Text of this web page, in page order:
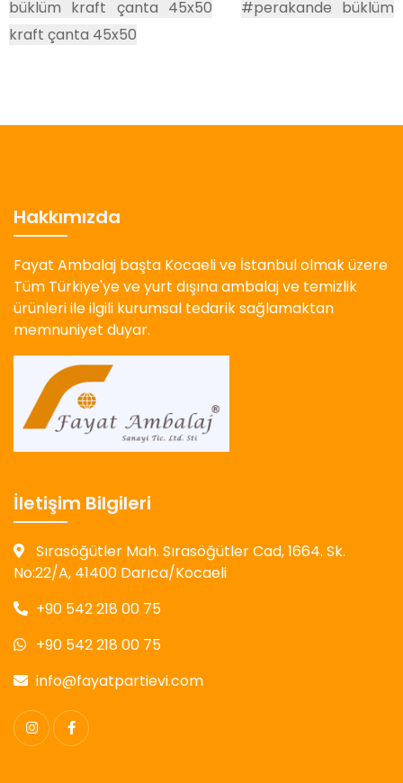
büklüm kraft çanta 45x50
#perakande büklüm
kraft çanta 45x50
Hakkımızda
Fayat Ambalaj başta Kocaeli ve İstanbul olmak üzere
Tüm Türkiye'ye ve yurt dışına ambalaj ve temizlik
ürünleri ile ilgili kurumsal tedarik sağlamaktan
memnuniyet duyar.
İletişim Bilgileri
Sırasöğütler Mah. Sırasöğütler Cad, 1664. Sk.
No:22/A, 41400 Darıca/Kocaeli
+90 542 218 00 75
+90 542 218 00 75
info@fayatpartievi.com